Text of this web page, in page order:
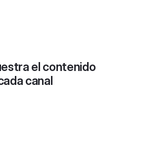
el contenido
canal